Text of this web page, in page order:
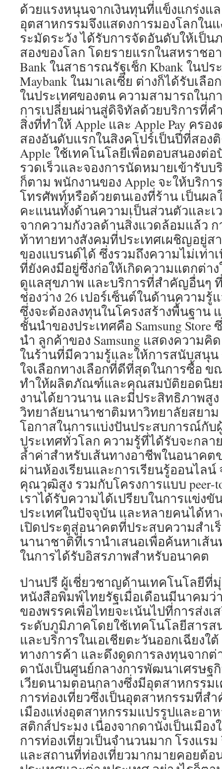
ด้วยแรงหนุนจากเงินทุนที่แข็งแกร่งแ
อุตสาหกรรมจึงแสดงการมองโลกใน
ระมัดระวัง ได้รับการจัดอันดับให้เป็
สองของโลก โดยรายแรกในสหราช
Bank ในสาธารณรัฐเช็ก Kbank ในปร
Maybank ในมาเลเซีย ต่างก็ได้รับเลื
ในประเทศของตน ความสามารถในก
การเปลี่ยนผ่านสู่ดิจิทัลด้วยบริการที่ค
สิ่งที่ทำให้ Apple และ Apple Pay คร
สองอันดับแรกในสิงคโปร์เป็นปีที่สอ
Apple ใช้เทคโนโลยีเพื่อตอบสนองต่
รวดเร็วและจองการนัดหมายเข้ารับบ
ก็ตาม พนักงานของ Apple จะให้บริก
โทรศัพท์หรือด้วยตนเองที่ร้าน เป็นผล
คะแนนทั้งด้านความเป็นส่วนตัวและเ
จากความกังวลด้านสิ่งแวดล้อมแล้ว
ท้าทายทางสังคมที่ประเทศเผชิญอยู่ส
ของแบรนด์ได้ ซึ่งรวมถึงความไม่เท่า
ที่ยังคงมีอยู่ซึ่งก่อให้เกิดความแตกต่า
ดูแลสุขภาพ และบริการที่สำคัญอื่นๆ
ช่องว่าง 26 เปอร์เซ็นต์ในด้านความรู้
ซึ่งจะต้องลงทุนในโครงสร้างพื้นฐาน
ชั้นนำของประเทศคือ Samsung
นำ ลูกค้าของ Samsung แสดงความคิ
ในร้านที่มีความรู้และให้การสนับสนุ
ใจเลือกทางเลือกที่ดีที่สุดในการซื้อ ข
ทำให้ผลิตภัณฑ์และคุณสมบัติยอดนิย
งานได้ยาวนาน และมีประสิทธิภาพสูง
วิทยาลัยนานาชาติมหาวิทยาลัยสยา
โอกาสในการแบ่งปันประสบการณ์กับ
ประเทศทั่วโลก ความรู้ที่ได้รับจะกล
ล้ำค่าสำหรับเส้นทางอาชีพในอนาคต
ผ่านห้องเรียนและการเรียนรู้ออนไลน์
คุณวุฒิสูง รวมกับโครงการแบบ peer-
เราได้รับความได้เปรียบในการแข่ง
ประเทศในปัจจุบัน และหลายคนได้ห
เปิดประตูสู่อนาคตที่ประสบความสำเ
นานาชาติที่เรานำเสนอเพื่อค้นหาเส้
ในการได้รับอิสรภาพสำหรับอนาคต
ปานปรี ผู้เชี่ยวชาญด้านเทคโนโลยีที่
หนังสือพิมพ์ไทยรัฐเมื่อเดือนมีนาคมว่
ของพรรคเพื่อไทยจะเน้นไปที่การส่ง
ระดับภูมิภาคโดยใช้เทคโนโลยีสารส
และบริการในเอเชียตะวันออกเฉียงใ
ทางการค้า และดึงดูดการลงทุนจากต่
ดานังเป็นศูนย์กลางการพัฒนาเศรษฐ
เวียดนามตอนกลางซึ่งมีอุตสาหกรรม
การท่องเที่ยวซึ่งเป็นอุตสาหกรรมที่ส
เมืองแห่งอุตสาหกรรมแปรรูปและอา
สติกส์ประมง เนื่องจากดานังเป็นเมือ
การท่องเที่ยวเป็นจำนวนมาก โรงแร
และสถานที่ท่องเที่ยวมากมายคอยต้อ